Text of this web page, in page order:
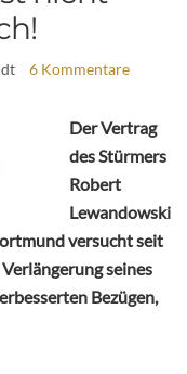
6 Kommentare
Der Vertrag
des Stürmers
Robert
Lewandowski
versucht seit
seines
Bezügen,